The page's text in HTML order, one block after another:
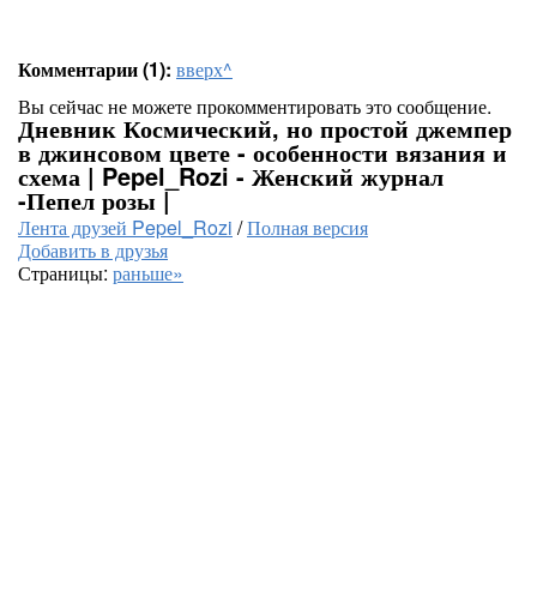
Комментарии (1): вверх^
Вы сейчас не можете прокомментировать это сообщение.
Дневник Космический, но простой джемпер
в джинсовом цвете - особенности вязания и
схема | Pepel_Rozi - Женский журнал
-Пепел розы |
Лента друзей Pepel_Rozi /Полная версия
Добавить в друзья
Страницы: раньше»